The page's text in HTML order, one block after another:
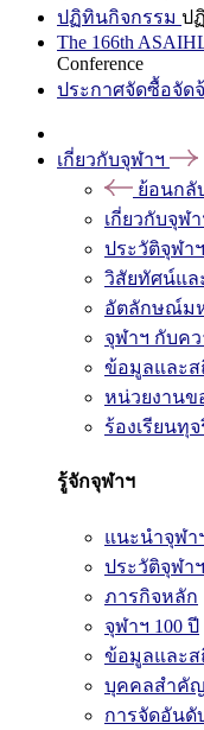
ปฏิทินกิจกรรม ป
The 166th
Conference
ประกาศจัดซื้อจัด
เกี่ยวกับจุฬาฯ
ย้อนกลั
เกี่ยวกับจุฬา
ประวัติจุฬาฯ
วิสัยทัศน์แล
อัตลักษณ์ม
จุฬาฯ กับค
ข้อมูลและส
หน่วยงานข
ร้องเรียนทุ
รู้จักจุฬาฯ
แนะนำจุฬา
ประวัติจุฬาฯ
ภารกิจหลัก
จุฬาฯ 100 ปี
ข้อมูลและส
บุคคลสำคั
การจัดอันดั